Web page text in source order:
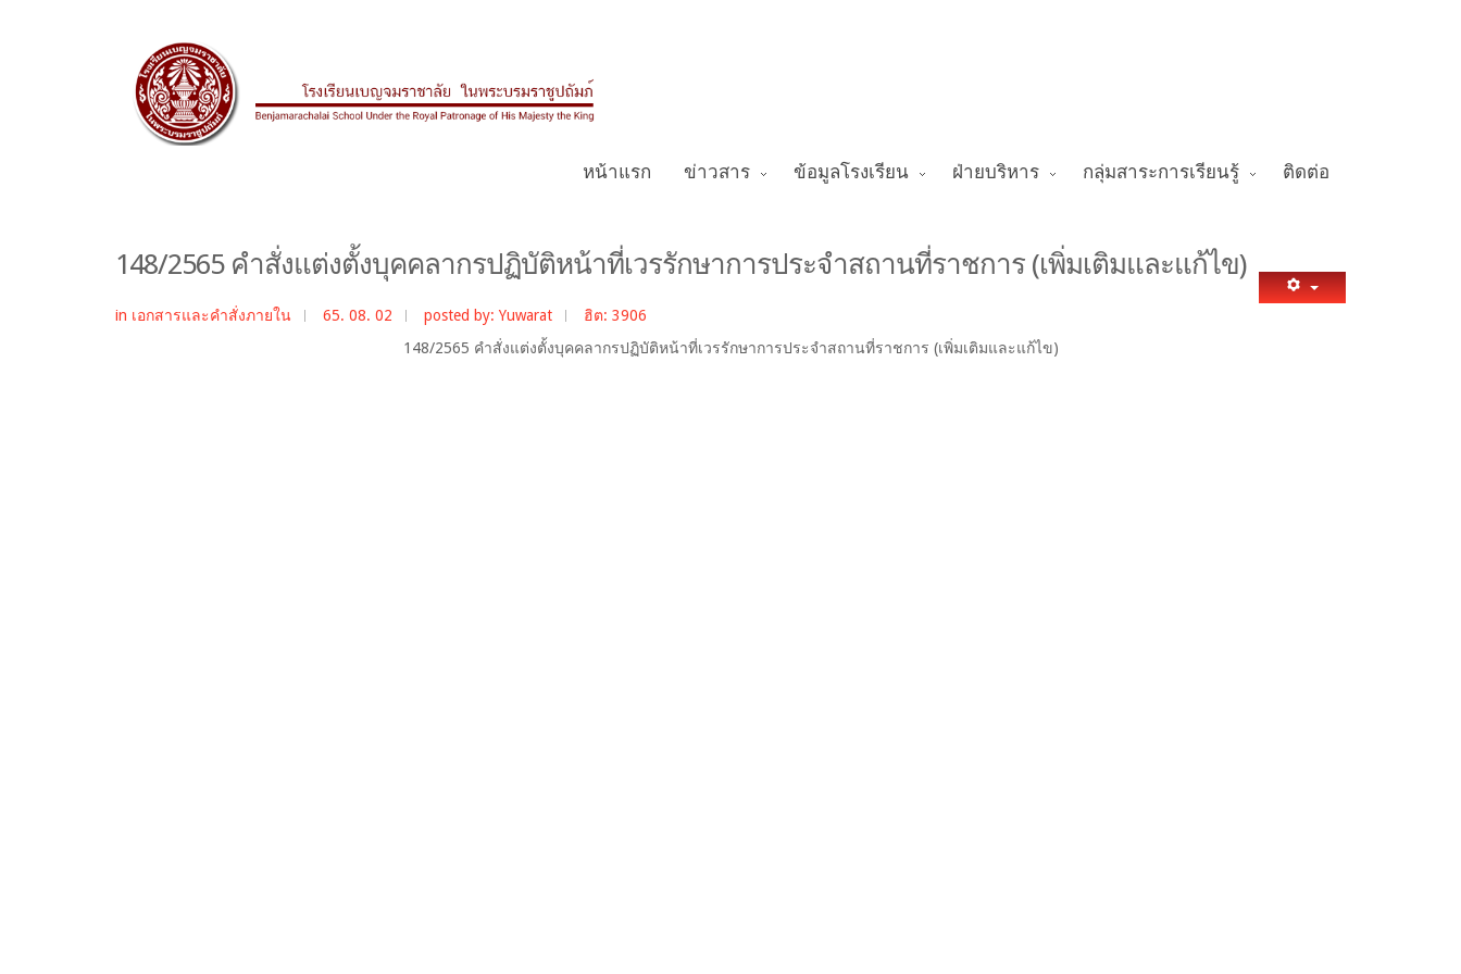
หน้าแรก ข่าวสาร ข้อมูลโรงเรียน ฝ่ายบริหาร กลุ่มสาระการเรียนรู้ ติดต่อ
148/2565 คำสั่งแต่งตั้งบุคคลากรปฏิบัติหน้าที่เวรรักษาการประจำสถานที่ราชการ (เพิ่มเติมและแก้ไข)
in เอกสารและคำสั่งภายใน 65. 08. 02 posted by: Yuwarat
ฮิต: 3906
148/2565 คำสั่งแต่งตั้งบุคคลากรปฏิบัติหน้าที่เวรรักษาการประจำสถานที่ราชการ (เพิ่มเติมและแก้ไข)